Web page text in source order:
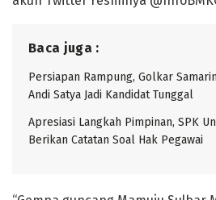
Baca juga :
Persiapan Rampung, Golkar
Andi Satya Jadi Kandidat Tunggal
Apresiasi Langkah Pimpinan, SPK
Berikan Catatan Soal Hak Pegawai